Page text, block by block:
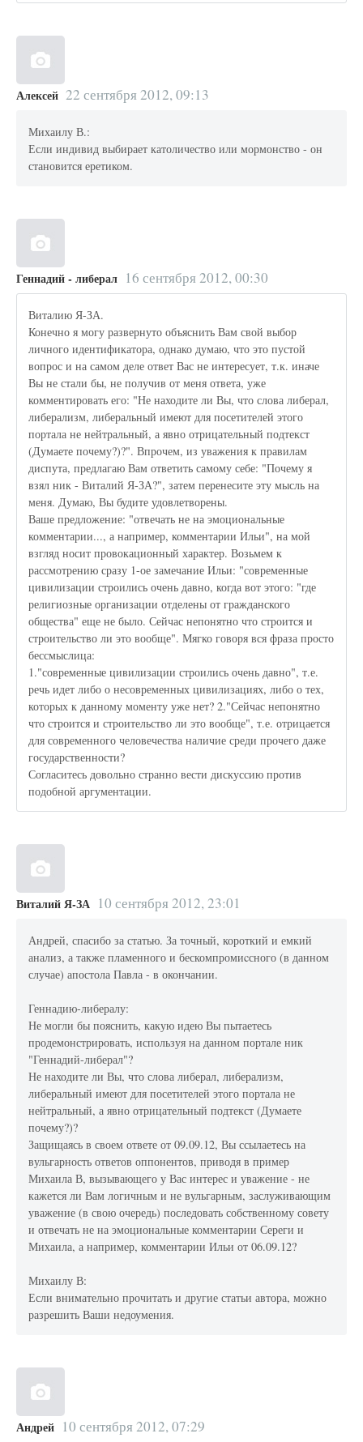
Алексей 22 сентября 2012, 09:13
Михаилу В.:
Если индивид выбирает католичество или мормонство - он
становится еретиком.
Геннадий - либерал 16 сентября 2012, 00:30
Виталию Я-ЗА.
Конечно я могу развернуто объяснить Вам свой выбор
личного идентификатора, однако думаю, что это пустой
вопрос и на самом деле ответ Вас не интересует, т.к. иначе
Вы не стали бы, не получив от меня ответа, уже
комментировать его: "Не находите ли Вы, что слова либерал,
либерализм, либеральный имеют для посетителей этого
портала не нейтральный, а явно отрицательный подтекст
(Думаете почему?)?". Впрочем, из уважения к правилам
диспута, предлагаю Вам ответить самому себе: "Почему я
взял ник - Виталий Я-ЗА?", затем перенесите эту мысль на
меня. Думаю, Вы будите удовлетворены.
Ваше предложение: "отвечать не на эмоциональные
комментарии..., а например, комментарии Ильи", на мой
взгляд носит провокационный характер. Возьмем к
рассмотрению сразу 1-ое замечание Ильи: "современные
цивилизации строились очень давно, когда вот этого: "где
религиозные организации отделены от гражданского
общества" еще не было. Сейчас непонятно что строится и
строительство ли это вообще". Мягко говоря вся фраза просто
бессмыслица:
1."современные цивилизации строились очень давно", т.е.
речь идет либо о несовременных цивилизациях, либо о тех,
которых к данному моменту уже нет? 2."Сейчас непонятно
что строится и строительство ли это вообще", т.е. отрицается
для современного человечества наличие среди прочего даже
государственности?
Согласитесь довольно странно вести дискуссию против
подобной аргументации.
Виталий Я-ЗА 10 сентября 2012, 23:01
Андрей, спасибо за статью. За точный, короткий и емкий
анализ, а также пламенного и бескомпромиcсного (в данном
случае) апостола Павла - в окончании.
Геннадию-либералу:
Не могли бы пояснить, какую идею Вы пытаетесь
продемонстрировать, используя на данном портале ник
"Геннадий-либерал"?
Не находите ли Вы, что слова либерал, либерализм,
либеральный имеют для посетителей этого портала не
нейтральный, а явно отрицательный подтекст (Думаете
почему?)?
Защищаясь в своем ответе от 09.09.12, Вы ссылаетесь на
вульгарность ответов оппонентов, приводя в пример
Михаила В, вызывающего у Вас интерес и уважение - не
кажется ли Вам логичным и не вульгарным, заслуживающим
уважение (в свою очередь) последовать собственному совету
и отвечать не на эмоциональные комментарии Сереги и
Михаила, а например, комментарии Ильи от 06.09.12?
Михаилу В:
Если внимательно прочитать и другие статьи автора, можно
разрешить Ваши недоумения.
Андрей 10 сентября 2012, 07:29